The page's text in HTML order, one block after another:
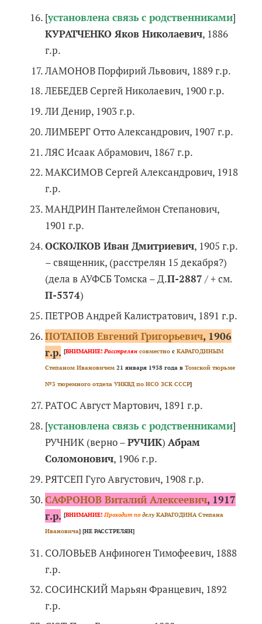
[установлена связь с родственниками]
КУРАТЧЕНКО Яков Николаевич, 1886
г.р.
ЛАМОНОВ Порфирий Львович, 1889 г.р.
ЛЕБЕДЕВ Сергей Николаевич, 1900 г.р.
ЛИ Денир, 1903 г.р.
ЛИМБЕРГ Отто Александрович, 1907 г.р.
ЛЯС Исаак Абрамович, 1867 г.р.
МАКСИМОВ Сергей Александрович, 1918
г.р.
МАНДРИН Пантелеймон Степанович,
1901 г.р.
ОСКОЛКОВ Иван Дмитриевич, 1905 г.р.
– священник, (расстрелян 15 декабря?)
(дела в АУФСБ Томска – Д.П-2887 / + см.
П-5374)
ПЕТРОВ Андрей Калистратович, 1891 г.р.
ПОТАПОВ Евгений Григорьевич, 1906
г.р. [ВНИМАНИЕ!Расстрелян совместнос КАРАГОДИНЫМ
Степаном Ивановичем21 января 1938 года в Томской тюрьме
№3 тюремного отдела УНКВД по НСО ЗСК СССР]
РАТОС Август Мартович, 1891 г.р.
[установлена связь с родственниками]
РУЧНИК (верно –РУЧИК) Абрам
Соломонович, 1906 г.р.
РЯТСЕП Гуго Августович, 1908 г.р.
САФРОНОВ Виталий Алексеевич, 1917
г.р. [ВНИМАНИЕ! Проходит по делу КАРАГОДИНА Степана
Ивановича] [НЕ РАССТРЕЛЯН]
СОЛОВЬЕВ Анфиноген Тимофеевич, 1888
г.р.
СОСИНСКИЙ Марьян Францевич, 1892
г.р.